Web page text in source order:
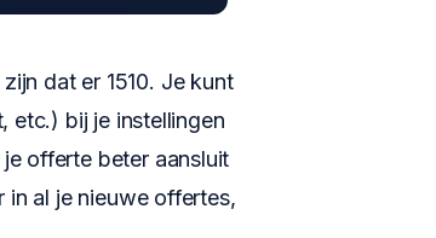
dat er 1510. Je kunt
etc.) bij je instellingen
offerte beter aansluit
al je nieuwe offertes,